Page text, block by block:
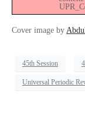
Cover image by
45th Session
Universal Periodic